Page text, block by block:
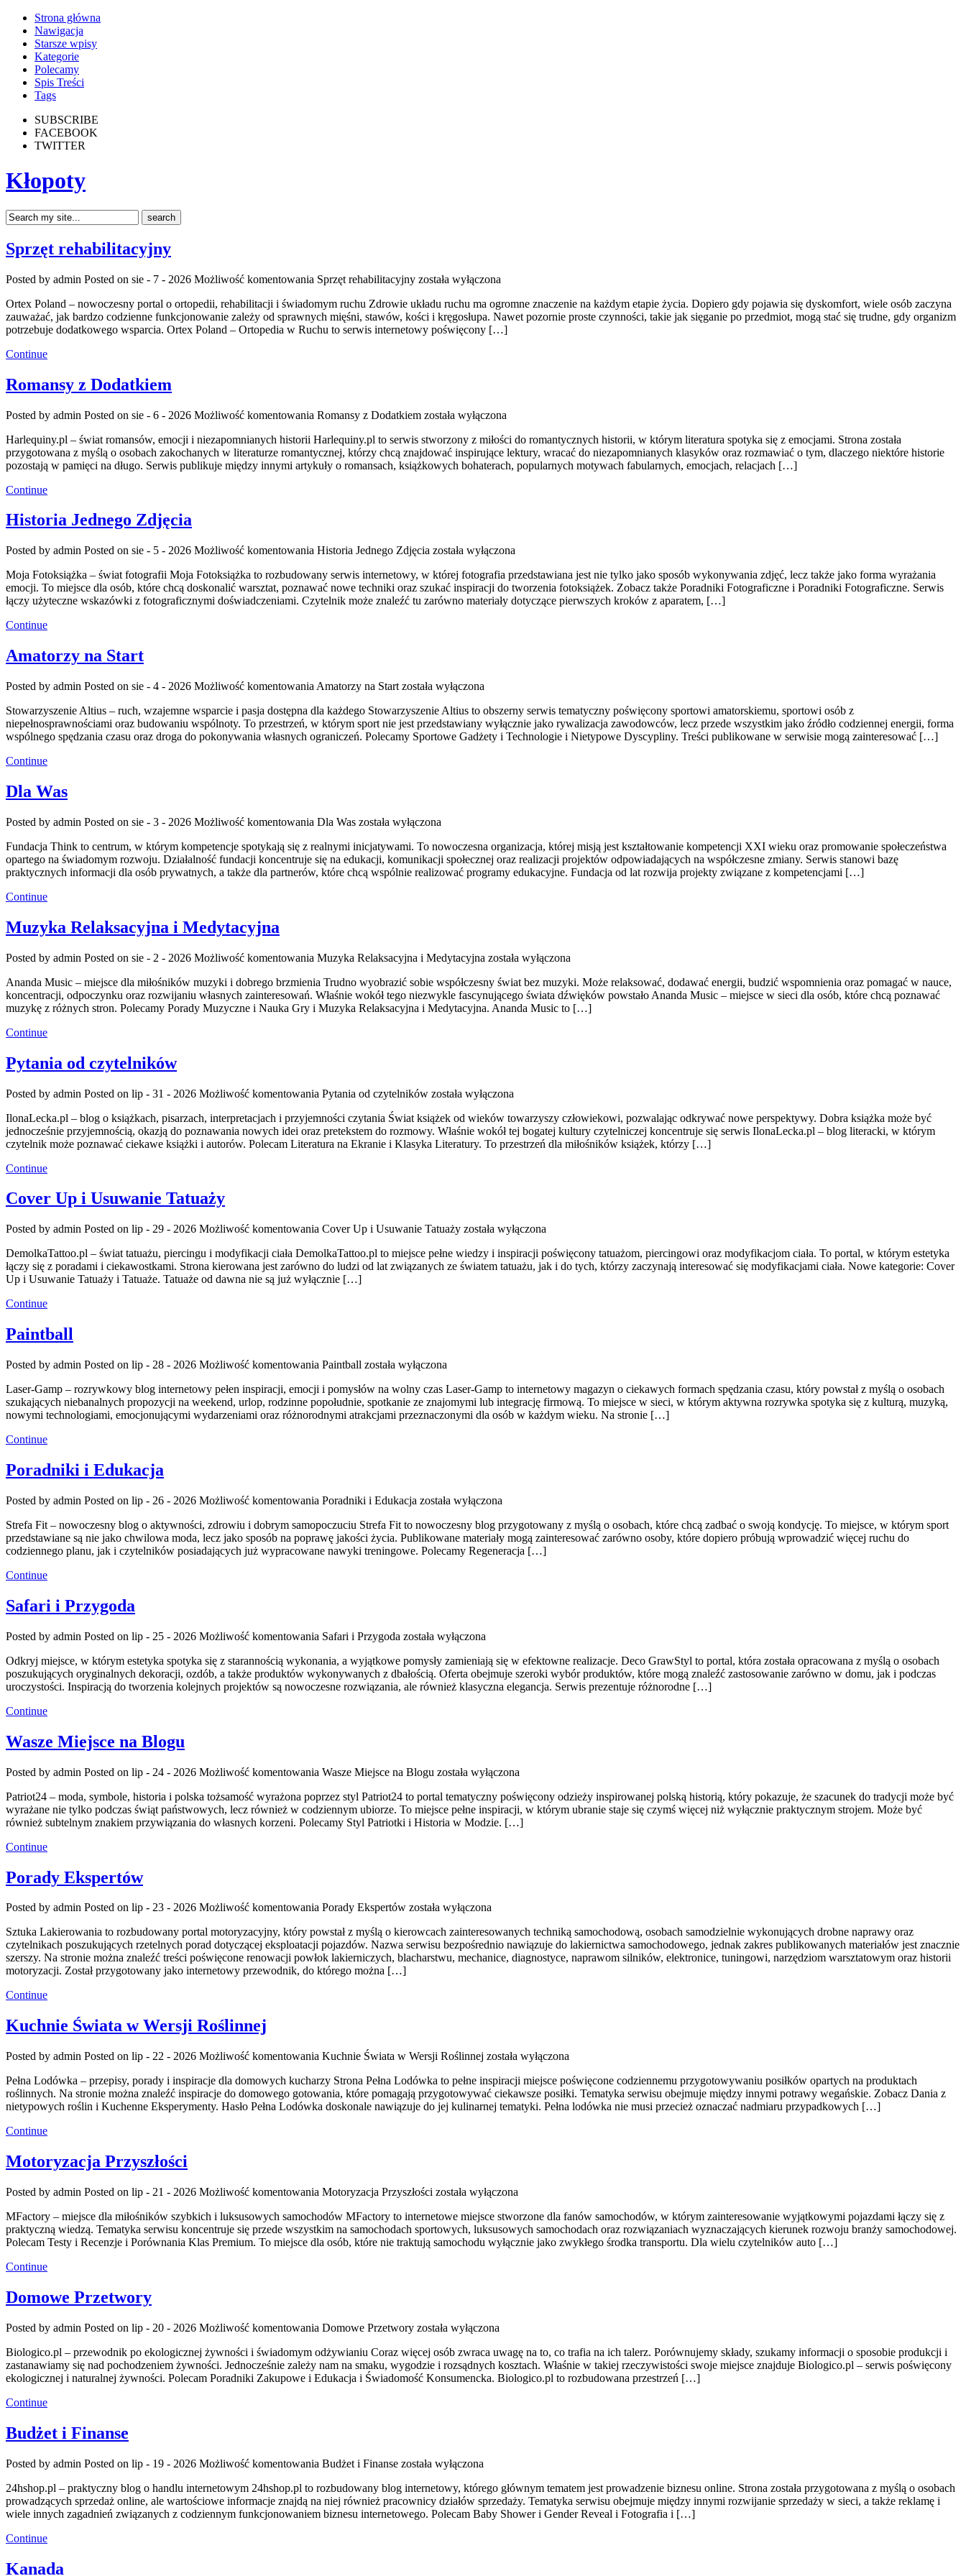
Strona główna
Nawigacja
Starsze wpisy
Kategorie
Polecamy
Spis Treści
Tags
SUBSCRIBE
FACEBOOK
TWITTER
Kłopoty
Sprzęt rehabilitacyjny
Posted by admin Posted on sie - 7 - 2026 Możliwość komentowania Sprzęt rehabilitacyjny została wyłączona
Ortex Poland – nowoczesny portal o ortopedii, rehabilitacji i świadomym ruchu Zdrowie układu ruchu ma ogromne znaczenie na każdym etapie życia. Dopiero gdy pojawia się dyskomfort, wiele osób zaczyna
zauważać, jak bardzo codzienne funkcjonowanie zależy od sprawnych mięśni, stawów, kości i kręgosłupa. Nawet pozornie proste czynności, takie jak sięganie po przedmiot, mogą stać się trudne, gdy organizm
potrzebuje dodatkowego wsparcia. Ortex Poland – Ortopedia w Ruchu to serwis internetowy poświęcony […]
Continue
Romansy z Dodatkiem
Posted by admin Posted on sie - 6 - 2026 Możliwość komentowania Romansy z Dodatkiem została wyłączona
Harlequiny.pl – świat romansów, emocji i niezapomnianych historii Harlequiny.pl to serwis stworzony z miłości do romantycznych historii, w którym literatura spotyka się z emocjami. Strona została
przygotowana z myślą o osobach zakochanych w literaturze romantycznej, którzy chcą znajdować inspirujące lektury, wracać do niezapomnianych klasyków oraz rozmawiać o tym, dlaczego niektóre historie
pozostają w pamięci na długo. Serwis publikuje między innymi artykuły o romansach, książkowych bohaterach, popularnych motywach fabularnych, emocjach, relacjach […]
Continue
Historia Jednego Zdjęcia
Posted by admin Posted on sie - 5 - 2026 Możliwość komentowania Historia Jednego Zdjęcia została wyłączona
Moja Fotoksiążka – świat fotografii Moja Fotoksiążka to rozbudowany serwis internetowy, w której fotografia przedstawiana jest nie tylko jako sposób wykonywania zdjęć, lecz także jako forma wyrażania
emocji. To miejsce dla osób, które chcą doskonalić warsztat, poznawać nowe techniki oraz szukać inspiracji do tworzenia fotoksiążek. Zobacz także Poradniki Fotograficzne i Poradniki Fotograficzne. Serwis
łączy użyteczne wskazówki z fotograficznymi doświadczeniami. Czytelnik może znaleźć tu zarówno materiały dotyczące pierwszych kroków z aparatem, […]
Continue
Amatorzy na Start
Posted by admin Posted on sie - 4 - 2026 Możliwość komentowania Amatorzy na Start została wyłączona
Stowarzyszenie Altius – ruch, wzajemne wsparcie i pasja dostępna dla każdego Stowarzyszenie Altius to obszerny serwis tematyczny poświęcony sportowi amatorskiemu, sportowi osób z
niepełnosprawnościami oraz budowaniu wspólnoty. To przestrzeń, w którym sport nie jest przedstawiany wyłącznie jako rywalizacja zawodowców, lecz przede wszystkim jako źródło codziennej energii, forma
wspólnego spędzania czasu oraz droga do pokonywania własnych ograniczeń. Polecamy Sportowe Gadżety i Technologie i Nietypowe Dyscypliny. Treści publikowane w serwisie mogą zainteresować […]
Continue
Dla Was
Posted by admin Posted on sie - 3 - 2026 Możliwość komentowania Dla Was została wyłączona
Fundacja Think to centrum, w którym kompetencje spotykają się z realnymi inicjatywami. To nowoczesna organizacja, której misją jest kształtowanie kompetencji XXI wieku oraz promowanie społeczeństwa
opartego na świadomym rozwoju. Działalność fundacji koncentruje się na edukacji, komunikacji społecznej oraz realizacji projektów odpowiadających na współczesne zmiany. Serwis stanowi bazę
praktycznych informacji dla osób prywatnych, a także dla partnerów, które chcą wspólnie realizować programy edukacyjne. Fundacja od lat rozwija projekty związane z kompetencjami […]
Continue
Muzyka Relaksacyjna i Medytacyjna
Posted by admin Posted on sie - 2 - 2026 Możliwość komentowania Muzyka Relaksacyjna i Medytacyjna została wyłączona
Ananda Music – miejsce dla miłośników muzyki i dobrego brzmienia Trudno wyobrazić sobie współczesny świat bez muzyki. Może relaksować, dodawać energii, budzić wspomnienia oraz pomagać w nauce,
koncentracji, odpoczynku oraz rozwijaniu własnych zainteresowań. Właśnie wokół tego niezwykle fascynującego świata dźwięków powstało Ananda Music – miejsce w sieci dla osób, które chcą poznawać
muzykę z różnych stron. Polecamy Porady Muzyczne i Nauka Gry i Muzyka Relaksacyjna i Medytacyjna. Ananda Music to […]
Continue
Pytania od czytelników
Posted by admin Posted on lip - 31 - 2026 Możliwość komentowania Pytania od czytelników została wyłączona
IlonaLecka.pl – blog o książkach, pisarzach, interpretacjach i przyjemności czytania Świat książek od wieków towarzyszy człowiekowi, pozwalając odkrywać nowe perspektywy. Dobra książka może być
jednocześnie przyjemnością, okazją do poznawania nowych idei oraz pretekstem do rozmowy. Właśnie wokół tej bogatej kultury czytelniczej koncentruje się serwis IlonaLecka.pl – blog literacki, w którym
czytelnik może poznawać ciekawe książki i autorów. Polecam Literatura na Ekranie i Klasyka Literatury. To przestrzeń dla miłośników książek, którzy […]
Continue
Cover Up i Usuwanie Tatuaży
Posted by admin Posted on lip - 29 - 2026 Możliwość komentowania Cover Up i Usuwanie Tatuaży została wyłączona
DemolkaTattoo.pl – świat tatuażu, piercingu i modyfikacji ciała DemolkaTattoo.pl to miejsce pełne wiedzy i inspiracji poświęcony tatuażom, piercingowi oraz modyfikacjom ciała. To portal, w którym estetyka
łączy się z poradami i ciekawostkami. Strona kierowana jest zarówno do ludzi od lat związanych ze światem tatuażu, jak i do tych, którzy zaczynają interesować się modyfikacjami ciała. Nowe kategorie: Cover
Up i Usuwanie Tatuaży i Tatuaże. Tatuaże od dawna nie są już wyłącznie […]
Continue
Paintball
Posted by admin Posted on lip - 28 - 2026 Możliwość komentowania Paintball została wyłączona
Laser-Gamp – rozrywkowy blog internetowy pełen inspiracji, emocji i pomysłów na wolny czas Laser-Gamp to internetowy magazyn o ciekawych formach spędzania czasu, który powstał z myślą o osobach
szukających niebanalnych propozycji na weekend, urlop, rodzinne popołudnie, spotkanie ze znajomymi lub integrację firmową. To miejsce w sieci, w którym aktywna rozrywka spotyka się z kulturą, muzyką,
nowymi technologiami, emocjonującymi wydarzeniami oraz różnorodnymi atrakcjami przeznaczonymi dla osób w każdym wieku. Na stronie […]
Continue
Poradniki i Edukacja
Posted by admin Posted on lip - 26 - 2026 Możliwość komentowania Poradniki i Edukacja została wyłączona
Strefa Fit – nowoczesny blog o aktywności, zdrowiu i dobrym samopoczuciu Strefa Fit to nowoczesny blog przygotowany z myślą o osobach, które chcą zadbać o swoją kondycję. To miejsce, w którym sport
przedstawiane są nie jako chwilowa moda, lecz jako sposób na poprawę jakości życia. Publikowane materiały mogą zainteresować zarówno osoby, które dopiero próbują wprowadzić więcej ruchu do
codziennego planu, jak i czytelników posiadających już wypracowane nawyki treningowe. Polecamy Regeneracja […]
Continue
Safari i Przygoda
Posted by admin Posted on lip - 25 - 2026 Możliwość komentowania Safari i Przygoda została wyłączona
Odkryj miejsce, w którym estetyka spotyka się z starannością wykonania, a wyjątkowe pomysły zamieniają się w efektowne realizacje. Deco GrawStyl to portal, która została opracowana z myślą o osobach
poszukujących oryginalnych dekoracji, ozdób, a także produktów wykonywanych z dbałością. Oferta obejmuje szeroki wybór produktów, które mogą znaleźć zastosowanie zarówno w domu, jak i podczas
uroczystości. Inspiracją do tworzenia kolejnych projektów są nowoczesne rozwiązania, ale również klasyczna elegancja. Serwis prezentuje różnorodne […]
Continue
Wasze Miejsce na Blogu
Posted by admin Posted on lip - 24 - 2026 Możliwość komentowania Wasze Miejsce na Blogu została wyłączona
Patriot24 – moda, symbole, historia i polska tożsamość wyrażona poprzez styl Patriot24 to portal tematyczny poświęcony odzieży inspirowanej polską historią, który pokazuje, że szacunek do tradycji może być
wyrażane nie tylko podczas świąt państwowych, lecz również w codziennym ubiorze. To miejsce pełne inspiracji, w którym ubranie staje się czymś więcej niż wyłącznie praktycznym strojem. Może być
również subtelnym znakiem przywiązania do własnych korzeni. Polecamy Styl Patriotki i Historia w Modzie. […]
Continue
Porady Ekspertów
Posted by admin Posted on lip - 23 - 2026 Możliwość komentowania Porady Ekspertów została wyłączona
Sztuka Lakierowania to rozbudowany portal motoryzacyjny, który powstał z myślą o kierowcach zainteresowanych techniką samochodową, osobach samodzielnie wykonujących drobne naprawy oraz
czytelnikach poszukujących rzetelnych porad dotyczącej eksploatacji pojazdów. Nazwa serwisu bezpośrednio nawiązuje do lakiernictwa samochodowego, jednak zakres publikowanych materiałów jest znacznie
szerszy. Na stronie można znaleźć treści poświęcone renowacji powłok lakierniczych, blacharstwu, mechanice, diagnostyce, naprawom silników, elektronice, tuningowi, narzędziom warsztatowym oraz historii
motoryzacji. Został przygotowany jako internetowy przewodnik, do którego można […]
Continue
Kuchnie Świata w Wersji Roślinnej
Posted by admin Posted on lip - 22 - 2026 Możliwość komentowania Kuchnie Świata w Wersji Roślinnej została wyłączona
Pełna Lodówka – przepisy, porady i inspiracje dla domowych kucharzy Strona Pełna Lodówka to pełne inspiracji miejsce poświęcone codziennemu przygotowywaniu posiłków opartych na produktach
roślinnych. Na stronie można znaleźć inspiracje do domowego gotowania, które pomagają przygotowywać ciekawsze posiłki. Tematyka serwisu obejmuje między innymi potrawy wegańskie. Zobacz Dania z
nietypowych roślin i Kuchenne Eksperymenty. Hasło Pełna Lodówka doskonale nawiązuje do jej kulinarnej tematyki. Pełna lodówka nie musi przecież oznaczać nadmiaru przypadkowych […]
Continue
Motoryzacja Przyszłości
Posted by admin Posted on lip - 21 - 2026 Możliwość komentowania Motoryzacja Przyszłości została wyłączona
MFactory – miejsce dla miłośników szybkich i luksusowych samochodów MFactory to internetowe miejsce stworzone dla fanów samochodów, w którym zainteresowanie wyjątkowymi pojazdami łączy się z
praktyczną wiedzą. Tematyka serwisu koncentruje się przede wszystkim na samochodach sportowych, luksusowych samochodach oraz rozwiązaniach wyznaczających kierunek rozwoju branży samochodowej.
Polecam Testy i Recenzje i Porównania Klas Premium. To miejsce dla osób, które nie traktują samochodu wyłącznie jako zwykłego środka transportu. Dla wielu czytelników auto […]
Continue
Domowe Przetwory
Posted by admin Posted on lip - 20 - 2026 Możliwość komentowania Domowe Przetwory została wyłączona
Biologico.pl – przewodnik po ekologicznej żywności i świadomym odżywianiu Coraz więcej osób zwraca uwagę na to, co trafia na ich talerz. Porównujemy składy, szukamy informacji o sposobie produkcji i
zastanawiamy się nad pochodzeniem żywności. Jednocześnie zależy nam na smaku, wygodzie i rozsądnych kosztach. Właśnie w takiej rzeczywistości swoje miejsce znajduje Biologico.pl – serwis poświęcony
ekologicznej i naturalnej żywności. Polecam Poradniki Zakupowe i Edukacja i Świadomość Konsumencka. Biologico.pl to rozbudowana przestrzeń […]
Continue
Budżet i Finanse
Posted by admin Posted on lip - 19 - 2026 Możliwość komentowania Budżet i Finanse została wyłączona
24hshop.pl – praktyczny blog o handlu internetowym 24hshop.pl to rozbudowany blog internetowy, którego głównym tematem jest prowadzenie biznesu online. Strona została przygotowana z myślą o osobach
prowadzących sprzedaż online, ale wartościowe informacje znajdą na niej również pracownicy działów sprzedaży. Tematyka serwisu obejmuje między innymi rozwijanie sprzedaży w sieci, a także reklamę i
wiele innych zagadnień związanych z codziennym funkcjonowaniem biznesu internetowego. Polecam Baby Shower i Gender Reveal i Fotografia i […]
Continue
Kanada